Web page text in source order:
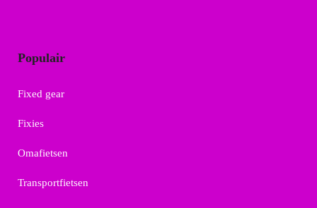
Populair
Fixed gear
Fixies
Omafietsen
Transportfietsen